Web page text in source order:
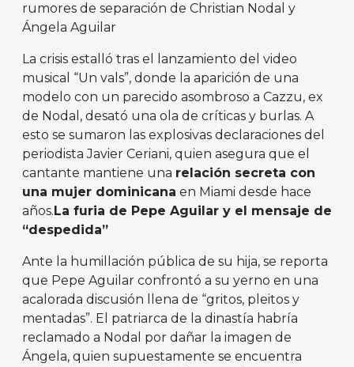
rumores de separación de Christian Nodal y
Ángela Aguilar
La crisis estalló tras el lanzamiento del video
musical “Un vals”, donde la aparición de una
modelo con un parecido asombroso a Cazzu, ex
de Nodal, desató una ola de críticas y burlas. A
esto se sumaron las explosivas declaraciones del
periodista Javier Ceriani, quien asegura que el
cantante mantiene una relación secreta con
una mujer dominicana en Miami desde hace
años. La furia de Pepe Aguilar y el mensaje de
“despedida”
Ante la humillación pública de su hija, se reporta
que Pepe Aguilar confrontó a su yerno en una
acalorada discusión llena de “gritos, pleitos y
mentadas”. El patriarca de la dinastía habría
reclamado a Nodal por dañar la imagen de
Ángela, quien supuestamente se encuentra